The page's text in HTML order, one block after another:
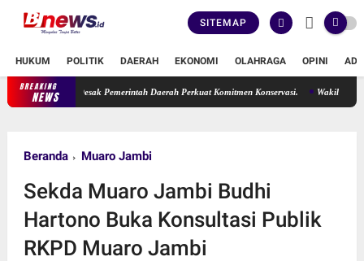
SITEMAP
HUKUM POLITIK DAERAH EKONOMI OLAHRAGA OPINI
BREAKING
NEWS
Suryani Desak Pemerintah Daerah Perkuat Komitmen Konservasi. Wakil Ketua
Beranda Muaro Jambi
Sekda Muaro Jambi Budhi
Hartono Buka Konsultasi Publik
RKPD Muaro Jambi